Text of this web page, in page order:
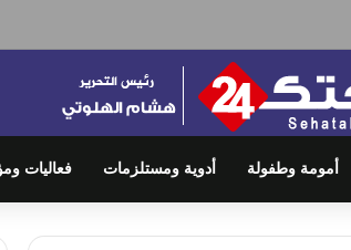
أمومة وطفولة أدوية ومستلزمات فعاليات